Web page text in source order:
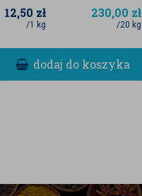
do twarożku lub
warzyw. Przyprawa ta
To również doskonały
12,50 zł
/1 kg
230,00 zł
/20 kg
dodaj do koszyka